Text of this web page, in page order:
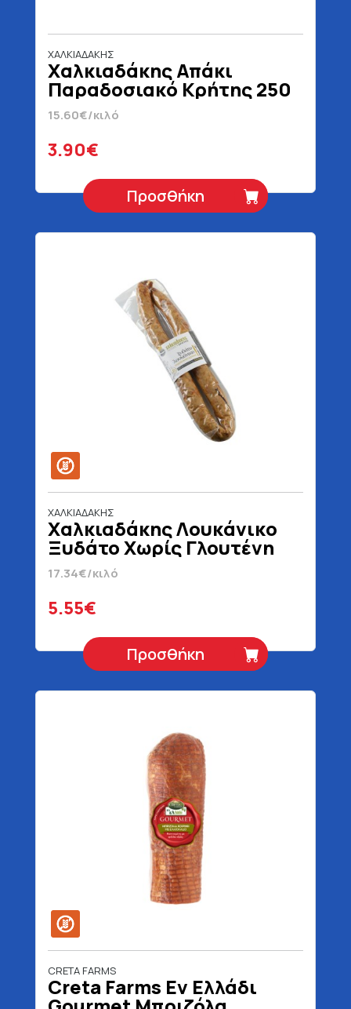
ΧΑΛΚΙΑΔΑΚΗΣ
Χαλκιαδάκης Απάκι
Παραδοσιακό Κρήτης 250
gr
15.60€/κιλό
3.90€
Προσθήκη
ΧΑΛΚΙΑΔΑΚΗΣ
Χαλκιαδάκης Λουκάνικο
Ξυδάτο Χωρίς Γλουτένη
320 gr
17.34€/κιλό
5.55€
Προσθήκη
CRETA FARMS
Creta Farms Εν Ελλάδι